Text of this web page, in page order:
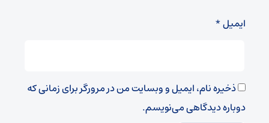
ایمیل*
ذخیره نام، ایمیل و وبسایت من در مرورگر برای زمانی که
دوباره دیدگاهی می‌نویسم.